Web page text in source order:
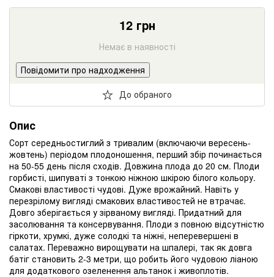
12грн
Немає в наявності
Повідомити про надходження
До обраного
Опис
Сорт середньостиглий з тривалим (включаючи вересень-
жовтень) періодом плодоношення, перший збір починається
на 50-55 день після сходів. Довжина плода до 20 см. Плоди
горбисті, шипуваті з тонкою ніжною шкірою білого кольору.
Смакові властивості чудові. Дуже врожайний. Навіть у
перезрілому вигляді смакових властивостей не втрачає.
Довго зберігається у зірваному вигляді. Придатний для
засолювання та консервування. Плоди з повною відсутністю
гіркоти, хрумкі, дуже солодкі та ніжні, неперевершені в
салатах. Переважно вирощувати на шпалері, так як довга
батіг становить 2-3 метри, що робить його чудовою ліаною
для додаткового озеленення альтанок і живоплотів.